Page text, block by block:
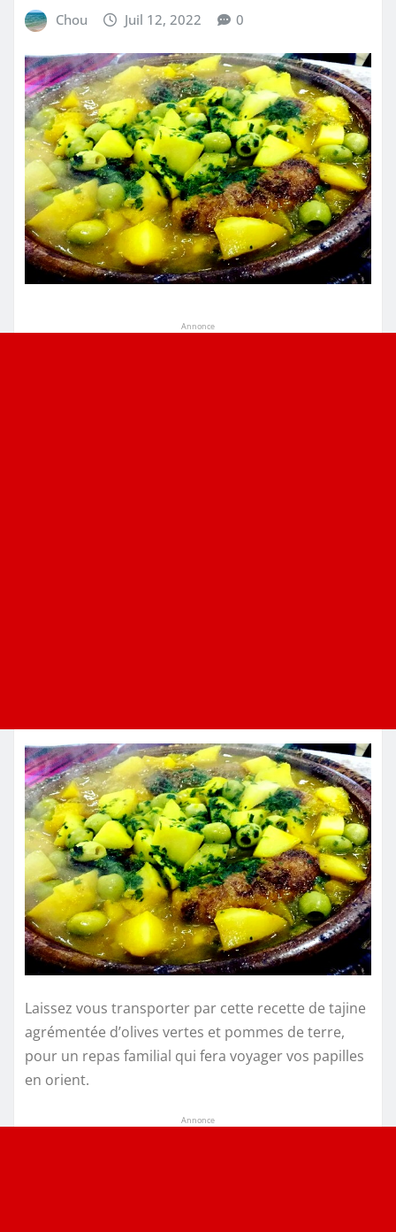
Chou Juil 12, 2022 0
Annonce
Laissez vous transporter par cette recette de tajine
agrémentée d’olives vertes et pommes de terre,
pour un repas familial qui fera voyager vos papilles
en orient.
Annonce